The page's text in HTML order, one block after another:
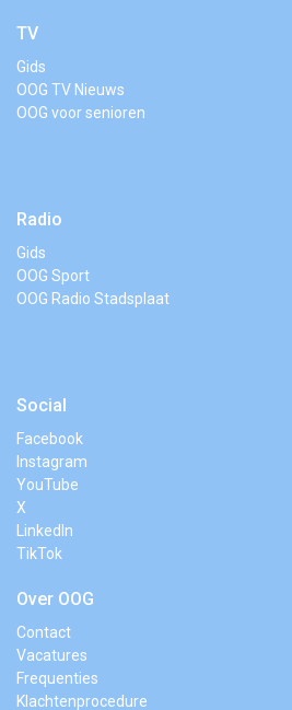
TV
Gids
OOG TV Nieuws
OOG voor senioren
Radio
Gids
OOG Sport
OOG Radio Stadsplaat
Social
Facebook
Instagram
YouTube
X
LinkedIn
TikTok
Over OOG
Contact
Vacatures
Frequenties
Klachtenprocedure